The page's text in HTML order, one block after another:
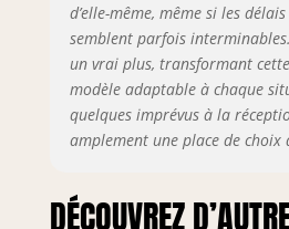
d’elle-même, même si les
semblent parfois
un vrai plus, transformant
modèle adaptable à chaque
quelques imprévus à la
amplement une place de
DÉCOUVREZ